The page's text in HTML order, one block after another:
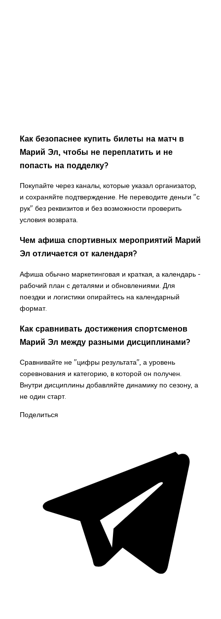
Как безопаснее купить билеты на матч в
Марий Эл, чтобы не переплатить и не
попасть на подделку?
Покупайте через каналы, которые указал организатор,
и сохраняйте подтверждение. Не переводите деньги "с
рук" без реквизитов и без возможности проверить
условия возврата.
Чем афиша спортивных мероприятий Марий
Эл отличается от календаря?
Афиша обычно маркетинговая и краткая, а календарь -
рабочий план с деталями и обновлениями. Для
поездки и логистики опирайтесь на календарный
формат.
Как сравнивать достижения спортсменов
Марий Эл между разными дисциплинами?
Сравнивайте не "цифры результата", а уровень
соревнования и категорию, в которой он получен.
Внутри дисциплины добавляйте динамику по сезону, а
не один старт.
Поделиться